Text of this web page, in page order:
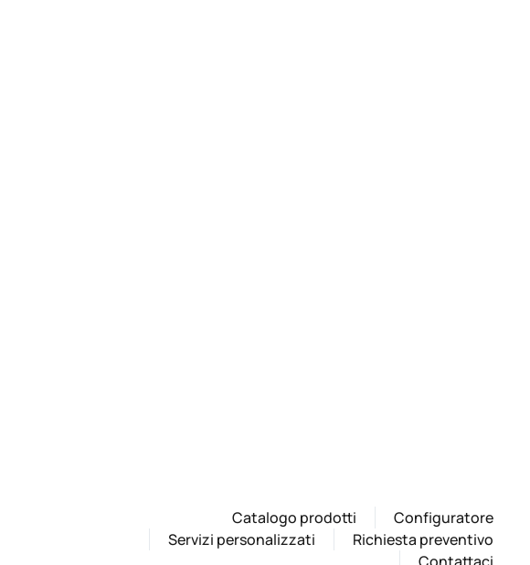
Catalogo prodotti
Configuratore
Servizi personalizzati
Richiesta preventivo